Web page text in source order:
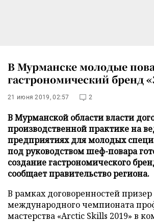
В Мурманске молодые
гастрономический бренд
21 июня 2019, 02:57 2
В Мурманской области власти
производственной практике на
предприятиях для молодых
под руководством шеф-повара
создание гастрономического
сообщает правительство региона.
В рамках договоренностей призер
международного чемпионата
мастерства «Arctic Skills 2019» в